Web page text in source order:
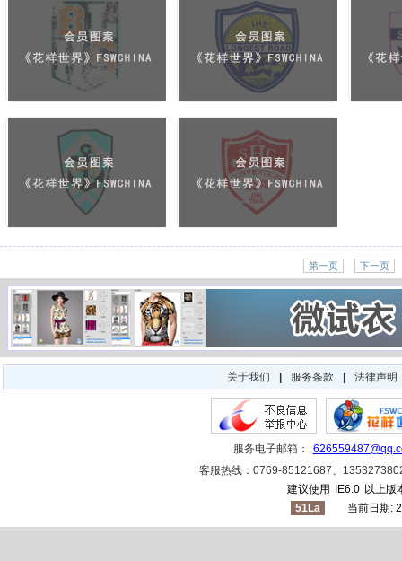
第一页 下一页
关于我们 服务条款 法律声明
服务电子邮箱：
客服热线：0769-85121687、
建议使用
IE6.0 以上版
51La
当前日期: